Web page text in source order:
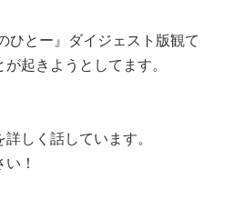
とー』ダイジェスト版観て
起きようとしてます。
しく話しています。
！